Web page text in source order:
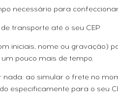
necessário para
transporte até o seu CEP
iniciais, nome ou gravação)
pouco mais de tempo.
nada: ao simular o frete no
especificamente para o seu